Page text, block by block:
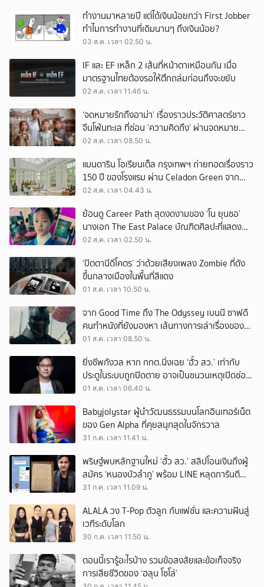
ทำงานมาหลายปี แต่ได้เงินน้อยกว่า First Jobber
ทำไมการทำงานที่เดิมนานๆ ถึงเงินน้อย?
03 ส.ค. เวลา 02.50 น.
IF และ EF เหล็ก 2 เส้นที่หน้าตาเหมือนกัน เมื่อ
มาตรฐานไทยต้องรอให้ตึกถล่มก่อนถึงจะขยับ
02 ส.ค. เวลา 11.46 น.
‘จดหมายรักถึงอาม่า’ เรื่องราวประวัติศาสตร์ชาว
จีนโพ้นทะเล ที่ซ่อน ‘ความคิดถึง’ ผ่านจดหมาย
‘โพยก๊วน’
02 ส.ค. เวลา 08.50 น.
แมนดาริน โอเรียนเต็ล กรุงเทพฯ ถ่ายทอดเรื่องราว
150 ปี ของโรงแรม ผ่าน Celadon Green จาก
เครื่องศิลาดล
02 ส.ค. เวลา 04.43 น.
ย้อนดู Career Path สุดงดงามของ ‘โน ยุนซอ’
นางเอก The East Palace บัณฑิตศิลปะที่แสดง
เรื่องไหนก็ปัง
02 ส.ค. เวลา 02.50 น.
‘ปัตตานีดีโคตร’ ว่าด้วยเสียงเพลง Zombie ที่ดัง
ขึ้นกลางเมืองในพื้นที่สีแดง
01 ส.ค. เวลา 10.50 น.
จาก Good Time ถึง The Odyssey เบนนี ซาฟดี
คนทำหนังที่ยังมองหา เส้นทางการเล่าเรื่องของตัว
เอง
01 ส.ค. เวลา 08.50 น.
ยิ่งชีพกังวล หาก กกต.นิ่งเฉย ‘ฮั้ว สว.’ เท่ากับ
ประตูในระบบถูกปิดตาย อาจเป็นชนวนเหตุเปิดช่อง
‘ลงถนน’
01 ส.ค. เวลา 06.40 น.
Babyjolystar ผู้นำวัฒนธรรมบนโลกอินเทอร์เน็ต
ของ Gen Alpha ที่คุยสนุกสุดในจักรวาล
31 ก.ค. เวลา 11.41 น.
พริษฐ์พบหลักฐานใหม่ ‘ฮั้ว สว.’ สลิปโอนเงินถึงผู้
สมัคร ‘หนองบัวลำภู’ พร้อม LINE หลุดการันตี
ตำแหน่ง
31 ก.ค. เวลา 11.09 น.
ALALA วง T-Pop ตัวลูก กับแฟชั่น และความฝันสู่
เวทีระดับโลก
30 ก.ค. เวลา 11.50 น.
ตอนนี้เรารู้อะไรบ้าง รวมข้อสงสัยและข้อเท็จจริง
การเสียชีวิตของ ‘ฮลุน โซโล่’